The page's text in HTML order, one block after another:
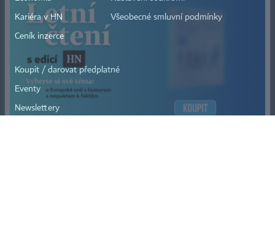
Kariéra v HN
Ceník inzerce
Všeobecné smluvní podmínky
Koupit / darovat předplatné
Eventy
Newslettery